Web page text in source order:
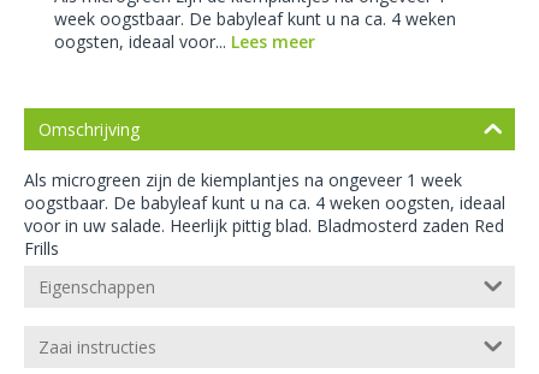
week oogstbaar. De babyleaf kunt u na ca. 4 weken
oogsten, ideaal voor... Lees meer
Omschrijving
Als microgreen zijn de kiemplantjes na ongeveer 1 week
oogstbaar. De babyleaf kunt u na ca. 4 weken oogsten, ideaal
voor in uw salade. Heerlijk pittig blad. Bladmosterd zaden Red
Frills
Eigenschappen
Zaai instructies